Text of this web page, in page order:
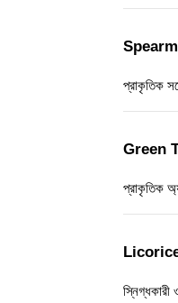
প্রাকৃতিক
Green
প্রাকৃতিক
স্নিগ্ধকারী